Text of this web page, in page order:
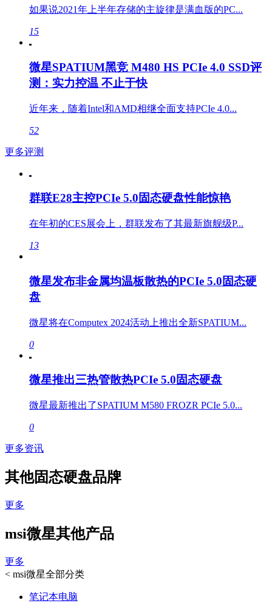
如果说2021年上半年存储的主旋律是满血版的PC...
15
微星SPATIUM黑竞 M480 HS PCIe 4.0 SSD评
测：实力控温 不止于快
近年来，随着Intel和AMD相继全面支持PCIe 4.0...
52
更多评测
群联E28主控PCIe 5.0固态硬盘性能惊艳
在年初的CES展会上，群联发布了其最新旗舰级P...
13
微星发布非金属均温板散热的PCIe 5.0固态硬
盘
微星将在Computex 2024活动上推出全新SPATIUM...
0
微星推出三热管散热PCIe 5.0固态硬盘
微星最新推出了SPATIUM M580 FROZR PCIe 5.0...
0
更多资讯
其他固态硬盘品牌
更多
msi微星其他产品
更多
< msi微星全部分类
笔记本电脑